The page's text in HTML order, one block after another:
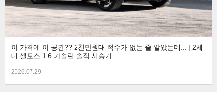
이 가격에 이 공간?? 2천만원대 적수가 없는 줄 알았는데... | 2세
대 셀토스 1.6 가솔린 솔직 시승기
2026.07.29